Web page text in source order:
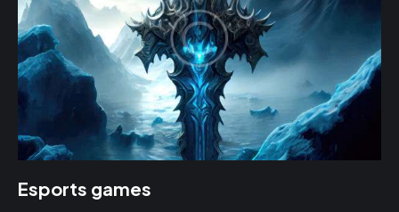
Esports games